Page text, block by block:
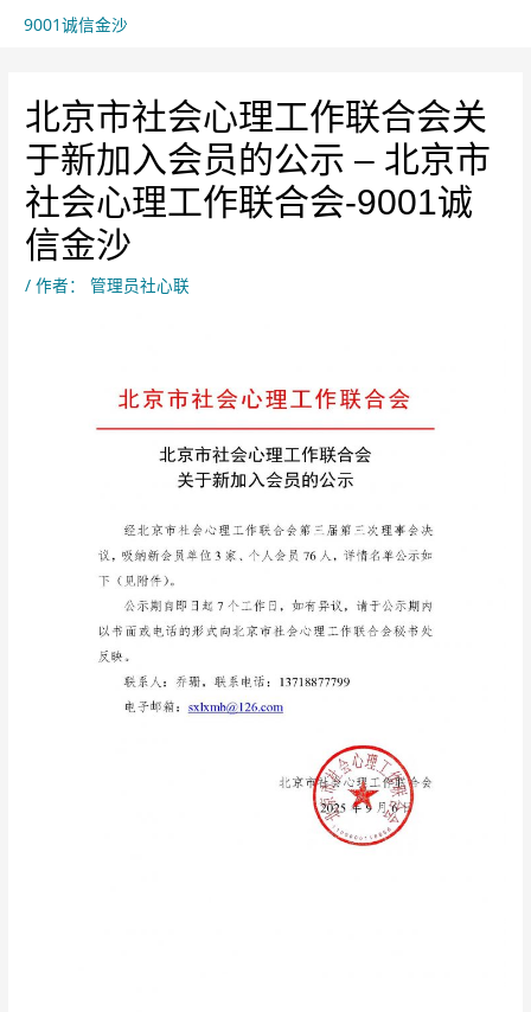
9001诚信金沙
北京市社会心理工作联合会关
于新加入会员的公示 – 北京市
社会心理工作联合会-9001诚
信金沙
/ 作者： 管理员社心联